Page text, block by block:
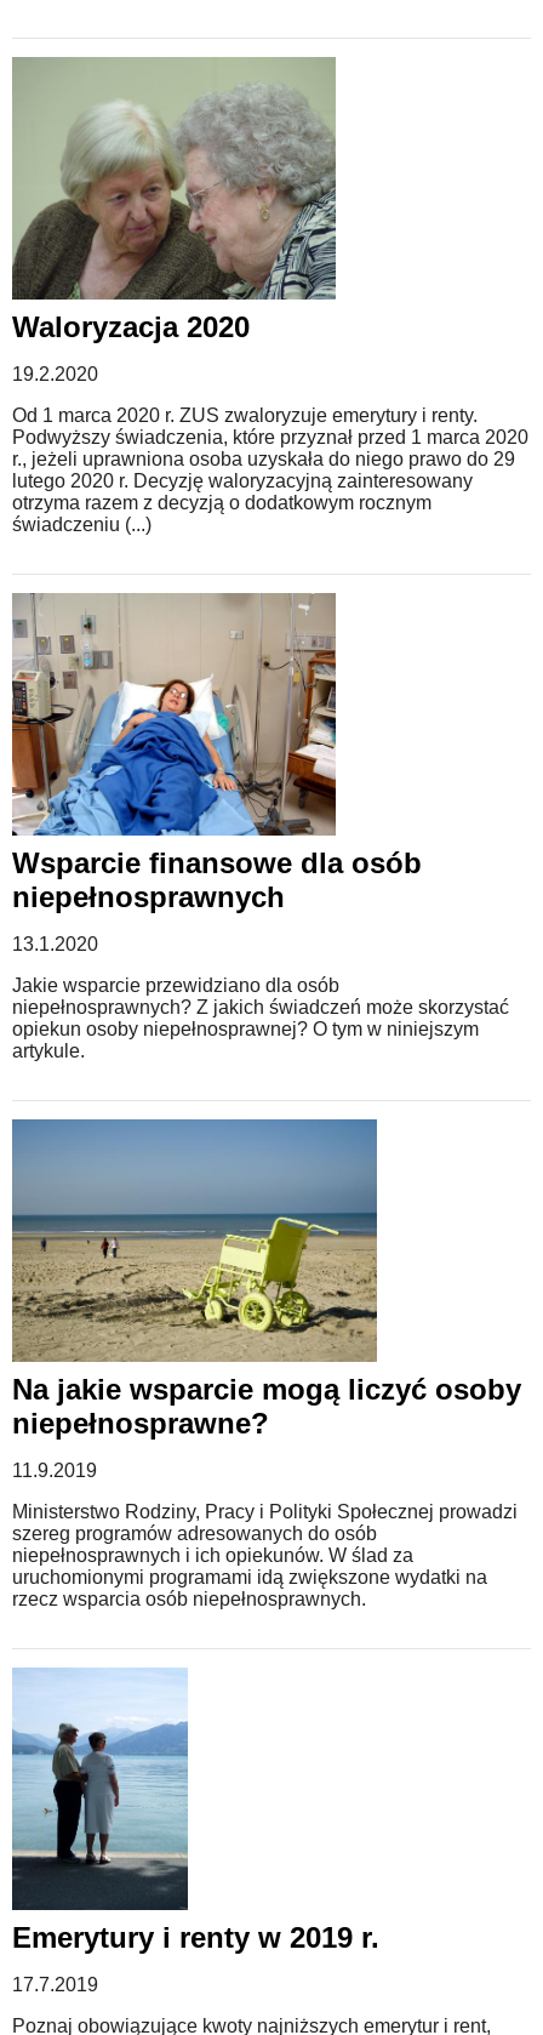
Waloryzacja 2020
19.2.2020
Od 1 marca 2020 r. ZUS zwaloryzuje emerytury i renty.
Podwyższy świadczenia, które przyznał przed 1 marca 2020
r., jeżeli uprawniona osoba uzyskała do niego prawo do 29
lutego 2020 r. Decyzję waloryzacyjną zainteresowany
otrzyma razem z decyzją o dodatkowym rocznym
świadczeniu (...)
Wsparcie finansowe dla osób
niepełnosprawnych
13.1.2020
Jakie wsparcie przewidziano dla osób
niepełnosprawnych? Z jakich świadczeń może skorzystać
opiekun osoby niepełnosprawnej? O tym w niniejszym
artykule.
Na jakie wsparcie mogą liczyć osoby
niepełnosprawne?
11.9.2019
Ministerstwo Rodziny, Pracy i Polityki Społecznej prowadzi
szereg programów adresowanych do osób
niepełnosprawnych i ich opiekunów. W ślad za
uruchomionymi programami idą zwiększone wydatki na
rzecz wsparcia osób niepełnosprawnych.
Emerytury i renty w 2019 r.
17.7.2019
Poznaj obowiązujące kwoty najniższych emerytur i rent,